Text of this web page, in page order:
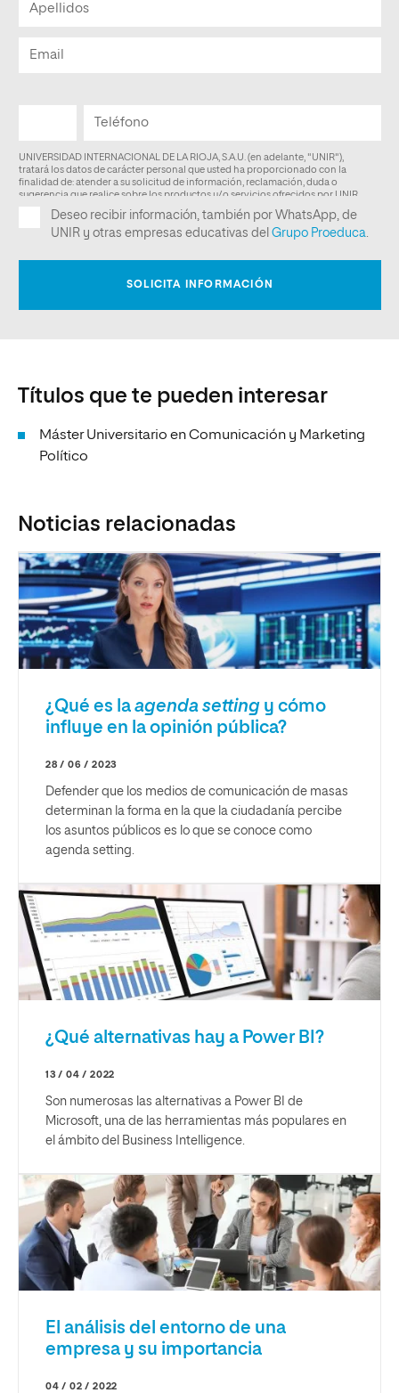
Títulos que te pueden interesar
Máster Universitario en Comunicación y Marketing
Político
Noticias relacionadas
¿Qué es la agenda settingy cómo
influye en la opinión pública?
28 / 06 / 2023
Defender que los medios de comunicación de masas
determinan la forma en la que la ciudadanía percibe
los asuntos públicos es lo que se conoce como
agenda setting.
¿Qué alternativas hay a Power BI?
13 / 04 / 2022
Son numerosas las alternativas a Power BI de
Microsoft, una de las herramientas más populares en
el ámbito del Business Intelligence.
El análisis del entorno de una
empresa y su importancia
04 / 02 / 2022